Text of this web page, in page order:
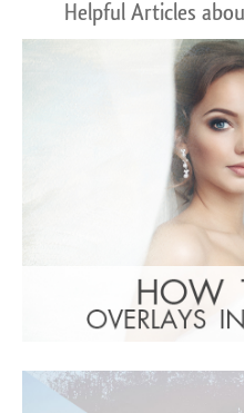
Helpful Articles